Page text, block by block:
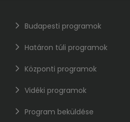
Budapesti programok
Határon túli programok
Központi programok
Vidéki programok
Program beküldése